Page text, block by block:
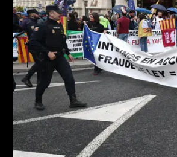
MADRID 29 Abr. (EUROPA
Diputados de Sumar, Podemos
las puertas del Congreso la
Afectados por la Función
que conviertan a los
fijo, amparándose en la